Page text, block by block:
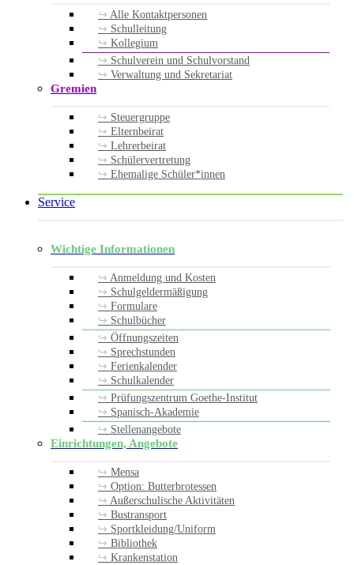
Alle Kontaktpersonen
Schulleitung
Kollegium
Schulverein und Schulvorstand
Verwaltung und Sekretariat
Gremien
Steuergruppe
Elternbeirat
Lehrerbeirat
Schülervertretung
Ehemalige Schüler*innen
Service
Wichtige Informationen
Anmeldung und Kosten
Schulgeldermäßigung
Formulare
Schulbücher
Öffnungszeiten
Sprechstunden
Ferienkalender
Schulkalender
Prüfungszentrum Goethe-Institut
Spanisch-Akademie
Stellenangebote
Einrichtungen, Angebote
Mensa
Option: Butterbrotessen
Außerschulische Aktivitäten
Bustransport
Sportkleidung/Uniform
Bibliothek
Krankenstation